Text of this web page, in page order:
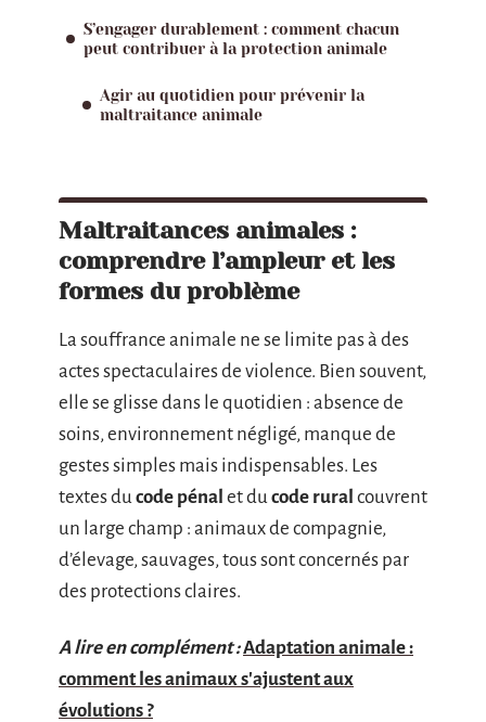
S’engager durablement : comment chacun
peut contribuer à la protection animale
Agir au quotidien pour prévenir la
maltraitance animale
Maltraitances animales :
comprendre l’ampleur et les
formes du problème
La souffrance animale ne se limite pas à des
actes spectaculaires de violence. Bien souvent,
elle se glisse dans le quotidien : absence de
soins, environnement négligé, manque de
gestes simples mais indispensables. Les
textes ducode pénal et ducode rural couvrent
un large champ : animaux de compagnie,
d’élevage, sauvages, tous sont concernés par
des protections claires.
A lire en complément :Adaptation animale :
comment les animaux s'ajustent aux
évolutions ?